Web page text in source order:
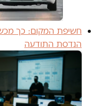
חשיפת המקום: כך
הנדסת התודעה